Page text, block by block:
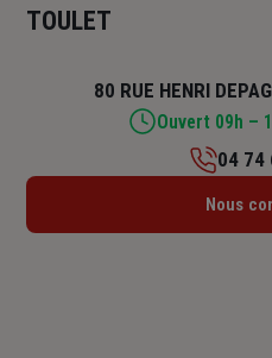
TOULET
80 RUE HENRI
Lundi : 09h –
04 74
Nous